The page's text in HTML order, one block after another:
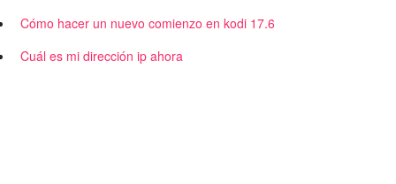
Cómo hacer un nuevo comienzo en kodi 17.6
Cuál es mi dirección ip ahora